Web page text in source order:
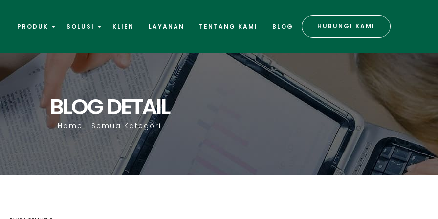
PRODUK SOLUSI KLIEN LAYANAN TENTANG KAMI BLOG HUBUNGI KAMI
BLOG DETAIL
Home - Semua Kategori